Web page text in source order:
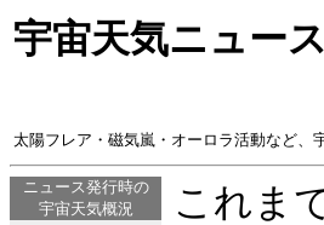
宇宙天気ニュース
太陽フレア・磁気嵐・オーロラ活動など、
ニュース発行時の
宇宙天気概況
これま